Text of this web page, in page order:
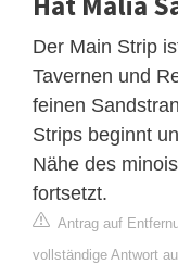
Der Main Strip
Tavernen und
feinen
Strips beginnt
Nähe des
fortsetzt.
Antrag auf
vollständige Antwort